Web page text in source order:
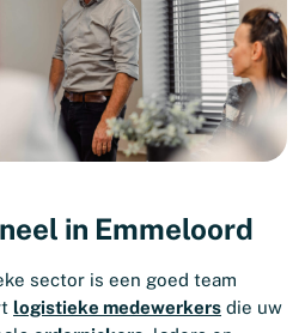
in Emmeloord
sector is een goed team
logistieke medewerkers die uw